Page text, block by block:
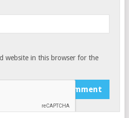
website in this browser for the